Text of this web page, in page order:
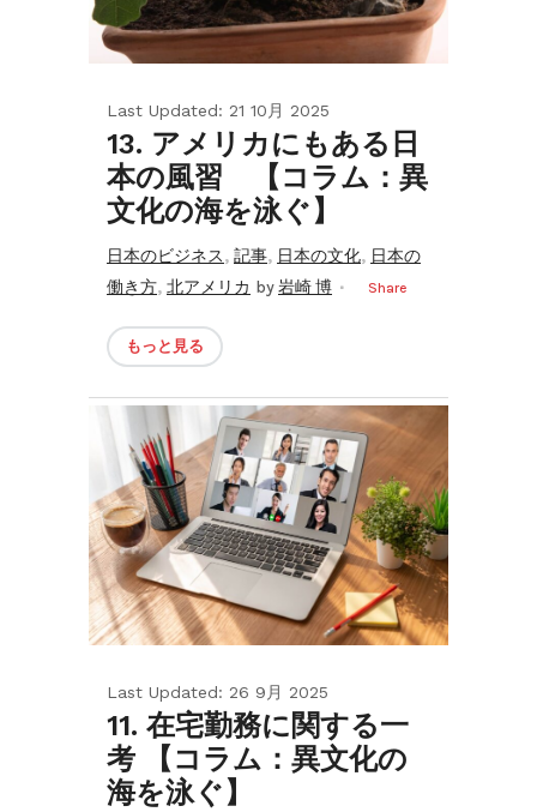
Last Updated: 21 10月 2025
13. アメリカにもある日
本の風習 【コラム：異
文化の海を泳ぐ】
日本のビジネス, 記事, 日本の文化, 日本の
働き方, 北アメリカ by岩崎 博 Share
もっと見る
Last Updated: 26 9月 2025
11. 在宅勤務に関する一
考 【コラム：異文化の
海を泳ぐ】